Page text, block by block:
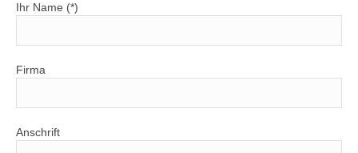
Ihr Name (*)
Firma
Anschrift